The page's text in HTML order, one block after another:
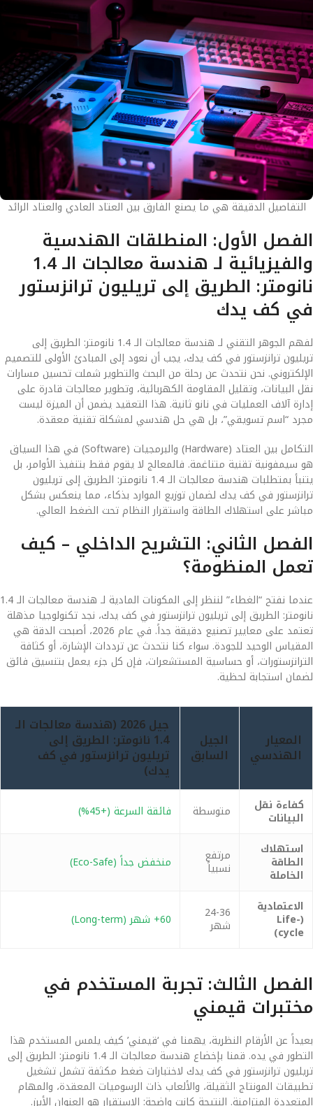
التفاصيل الدقيقة هي ما يصنع الفارق بين العتاد العادي والعتاد الرائد
الفصل الأول: المنطلقات الهندسية
والفيزيائية لـ هندسة معالجات الـ 1.4
نانومتر: الطريق إلى تريليون ترانزستور
في كف يدك
لفهم الجوهر التقني لـ هندسة معالجات الـ 1.4 نانومتر: الطريق إلى
تريليون ترانزستور في كف يدك، يجب أن نعود إلى المبادئ الأولى للتصميم
الإلكتروني. نحن نتحدث عن رحلة من البحث والتطوير شملت تحسين مسارات
نقل البيانات، وتقليل المقاومة الكهربائية، وتطوير معالجات قادرة على
إدارة آلاف العمليات في نانو ثانية. هذا التعقيد يضمن أن الميزة ليست
مجرد “اسم تسويقي”، بل هي حل هندسي لمشكلة تقنية معقدة.
التكامل بين العتاد (Hardware) والبرمجيات (Software) في هذا السياق
هو سيمفونية تقنية متناغمة. فالمعالج لا يقوم فقط بتنفيذ الأوامر، بل
يتنبأ بمتطلبات هندسة معالجات الـ 1.4 نانومتر: الطريق إلى تريليون
ترانزستور في كف يدك لضمان توزيع الموارد بذكاء، مما ينعكس بشكل
مباشر على استهلاك الطاقة واستقرار النظام تحت الضغط العالي.
الفصل الثاني: التشريح الداخلي – كيف
تعمل المنظومة؟
عندما نفتح “الغطاء” لننظر إلى المكونات المادية لـ هندسة معالجات الـ 1.4
نانومتر: الطريق إلى تريليون ترانزستور في كف يدك، نجد تكنولوجيا مذهلة
تعتمد على معايير تصنيع دقيقة جداً. في عام 2026، أصبحت الدقة هي
المقياس الوحيد للجودة. سواء كنا نتحدث عن ترددات الإشارة، أو كثافة
الترانزستورات، أو حساسية المستشعرات، فإن كل جزء يعمل بتنسيق فائق
لضمان استجابة لحظية.
المعيار
الهندسي
الجيل
السابق
جيل 2026 (هندسة معالجات الـ
1.4 نانومتر: الطريق إلى
تريليون ترانزستور في كف
يدك)
كفاءة نقل
البيانات متوسطة
فائقة السرعة (+45%)
استهلاك
الطاقة
الخاملة
مرتفع
نسبياً منخفض جداً (Eco-Safe)
الاعتمادية
(Life-
cycle)
24-36
شهر 60+ شهر (Long-term)
الفصل الثالث: تجربة المستخدم في
مختبرات قيمني
بعيداً عن الأرقام النظرية، يهمنا في ‘قيمني’ كيف يلمس المستخدم هذا
التطور في يده. قمنا بإخضاع هندسة معالجات الـ 1.4 نانومتر: الطريق إلى
تريليون ترانزستور في كف يدك لاختبارات ضغط مكثفة تشمل تشغيل
تطبيقات المونتاج الثقيلة، والألعاب ذات الرسوميات المعقدة، والمهام
المتعددة المتزامنة. النتيجة كانت واضحة: الاستقرار هو العنوان الأبرز.